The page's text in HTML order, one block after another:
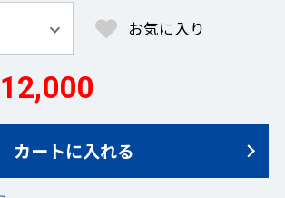
お気に入り
カートに入れる